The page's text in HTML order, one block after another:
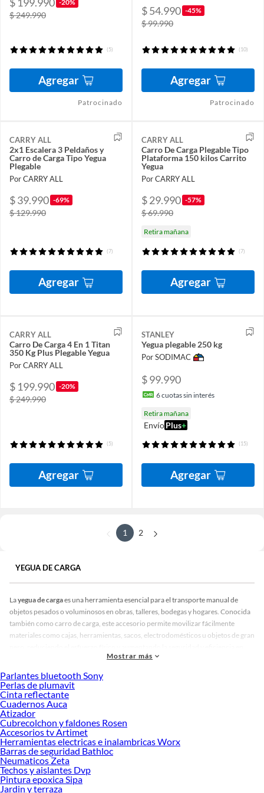
-20%
$ 249.990
(5)
Agregar
Patrocinado
$ 54.990 -45%
$ 99.990
(10)
Agregar
Patrocinado
CARRY ALL
2x1 Escalera 3 Peldaños y
Carro de Carga Tipo Yegua
Plegable
Por CARRY ALL
$ 39.990 -69%
$ 129.990
(7)
Agregar
CARRY ALL
Carro De Carga Plegable Tipo
Plataforma 150 kilos Carrito
Yegua
Por CARRY ALL
$ 29.990 -57%
$ 69.990
Retira mañana
(7)
Agregar
CARRY ALL
Carro De Carga 4 En 1 Titan
350 Kg Plus Plegable Yegua
Por CARRY ALL
$ 199.990 -20%
$ 249.990
(5)
Agregar
STANLEY
Yegua plegable 250 kg
Por SODIMAC
$ 99.990
6cuotas sin interés
Retira mañana
EnvíoPlus+
(15)
Agregar
1 2
YEGUA DE CARGA
Layegua de cargaes una herramienta esencial para el transporte manual de
objetos pesados o voluminosos en obras, talleres, bodegas y hogares. Conocida
también como carro de carga, este accesorio permite movilizar fácilmente
materiales como cajas, herramientas, sacos, electrodomésticos u objetos de gran
cada traslado. En Sodimac, encontrarás una amplia variedad de yeguas de carga
necesidades.
Yegua de carga:
Una de las principales ventajas de utilizar una
para optimizar el trabajo físico. Al contar con ruedas resistentes y estructuras
firmes, permite movilizar elementos de gran peso sin dañar pisos ni generar
fatiga excesiva. Además, minimiza el riesgo de lesiones por carga indebida,
especialmente en entornos donde se manipulan objetos pesados con frecuencia.
En nuestro catálogo podrás encontrar yeguas de carga plegables, ideales para
quienes necesitan una solución portátil y fácil de guardar. Este tipo de modelo es
Mostrar más
Parlantes bluetooth Sony
Perlas de plumavit
Cinta reflectante
Cuadernos Auca
Atizador
Cubrecolchon y faldones Rosen
Accesorios tv Artimet
Herramientas electricas e inalambricas Worx
Barras de seguridad Bathloc
Neumaticos Zeta
Techos y aislantes Dvp
Pintura epoxica Sipa
Jardin y terraza